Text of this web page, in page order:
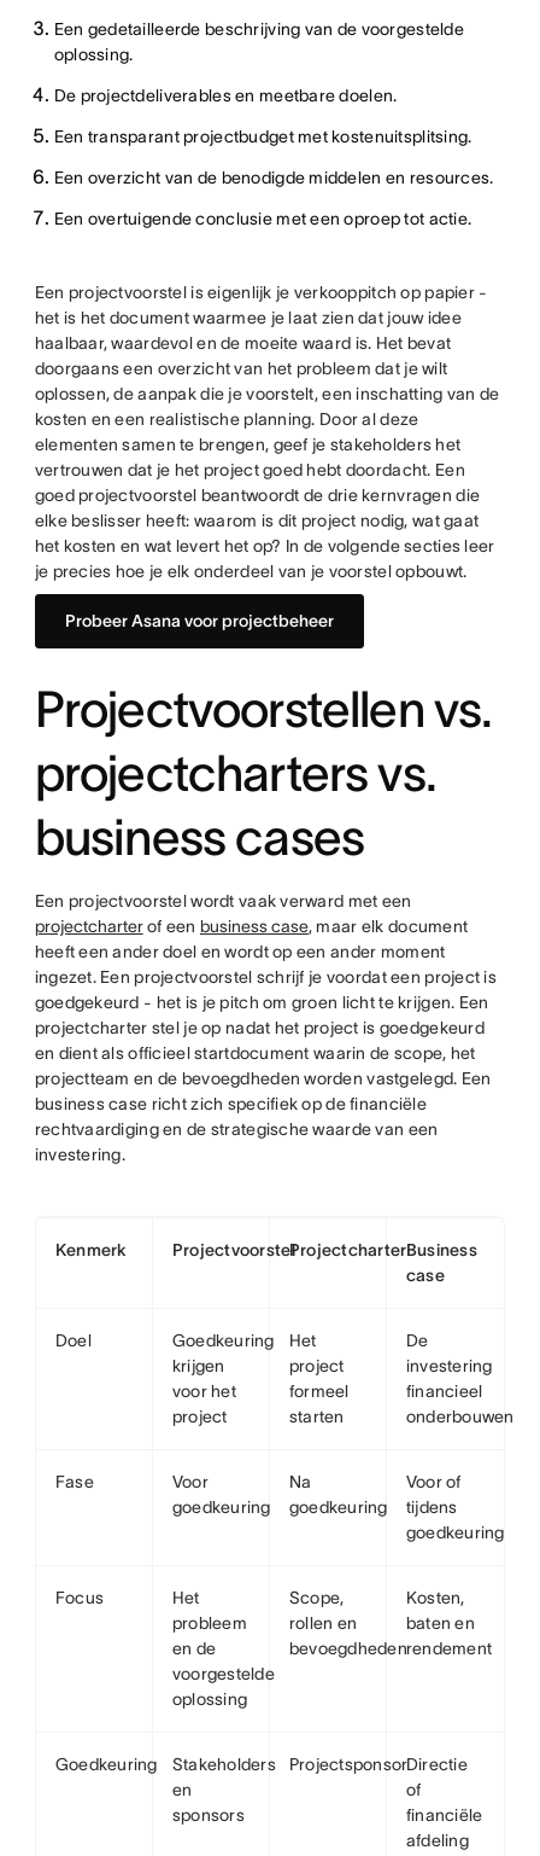
Een gedetailleerde beschrijving van de voorgestelde
oplossing.
De projectdeliverables en meetbare doelen.
Een transparant projectbudget met kostenuitsplitsing.
Een overzicht van de benodigde middelen en resources.
Een overtuigende conclusie met een oproep tot actie.
Een projectvoorstel is eigenlijk je verkooppitch op papier -
het is het document waarmee je laat zien dat jouw idee
haalbaar, waardevol en de moeite waard is. Het bevat
doorgaans een overzicht van het probleem dat je wilt
oplossen, de aanpak die je voorstelt, een inschatting van de
kosten en een realistische planning. Door al deze
elementen samen te brengen, geef je stakeholders het
vertrouwen dat je het project goed hebt doordacht. Een
goed projectvoorstel beantwoordt de drie kernvragen die
elke beslisser heeft: waarom is dit project nodig, wat gaat
het kosten en wat levert het op? In de volgende secties leer
je precies hoe je elk onderdeel van je voorstel opbouwt.
Probeer Asana voor projectbeheer
Projectvoorstellen vs.
projectcharters vs.
business cases
Een projectvoorstel wordt vaak verward met een
projectcharterof een business case, maar elk document
heeft een ander doel en wordt op een ander moment
ingezet. Een projectvoorstel schrijf je voordat een project is
goedgekeurd - het is je pitch om groen licht te krijgen. Een
projectcharter stel je op nadat het project is goedgekeurd
en dient als officieel startdocument waarin de scope, het
projectteam en de bevoegdheden worden vastgelegd. Een
business case richt zich specifiek op de financiële
rechtvaardiging en de strategische waarde van een
investering.
Kenmerk ProjectvoorstelProjectcharterBusiness
case
Doel
Goedkeuring
krijgen
voor het
project
Het
project
formeel
starten
De
investering
financieel
onderbouwen
Fase
Voor
goedkeuring
Na
goedkeuring
Voor of
tijdens
goedkeuring
Focus
Het
probleem
en de
voorgestelde
oplossing
Scope,
rollen en
bevoegdheden
Kosten,
baten en
rendement
Goedkeuring
Stakeholders
en
sponsors
ProjectsponsorDirectie
of
financiële
afdeling